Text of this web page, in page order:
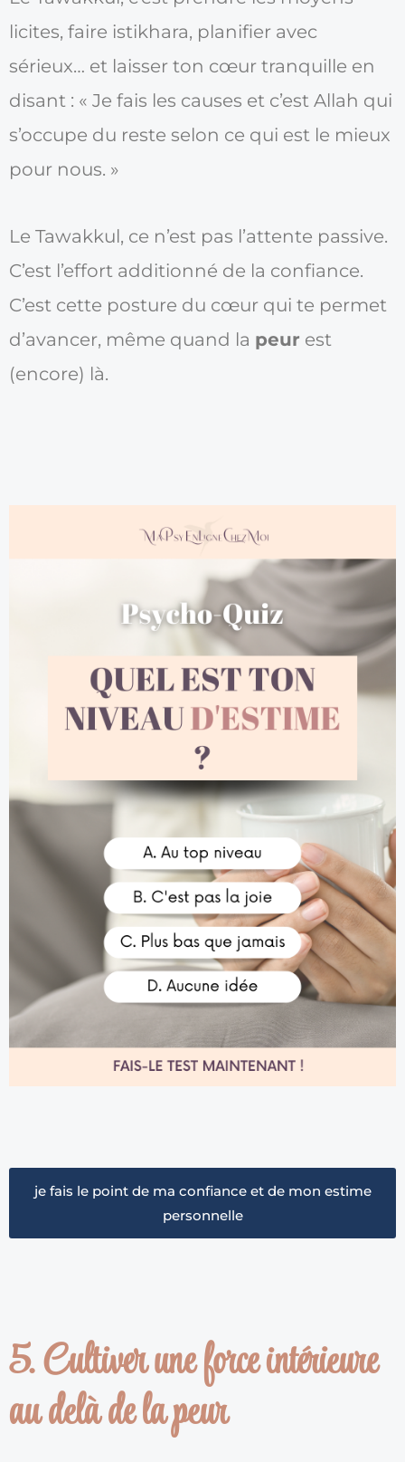
licites, faire istikhara, planifier avec
sérieux… et laisser ton cœur tranquille en
disant : « Je fais les causes et c’est Allah qui
s’occupe du reste selon ce qui est le mieux
pour nous. »
Le Tawakkul, ce n’est pas l’attente passive.
C’est l’effort additionné de la confiance.
C’est cette posture du cœur qui te permet
d’avancer, même quand la peur est
(encore) là.
je fais le point de ma confiance et de mon estime
personnelle
5. Cultiver une force intérieure
au delà de la peur